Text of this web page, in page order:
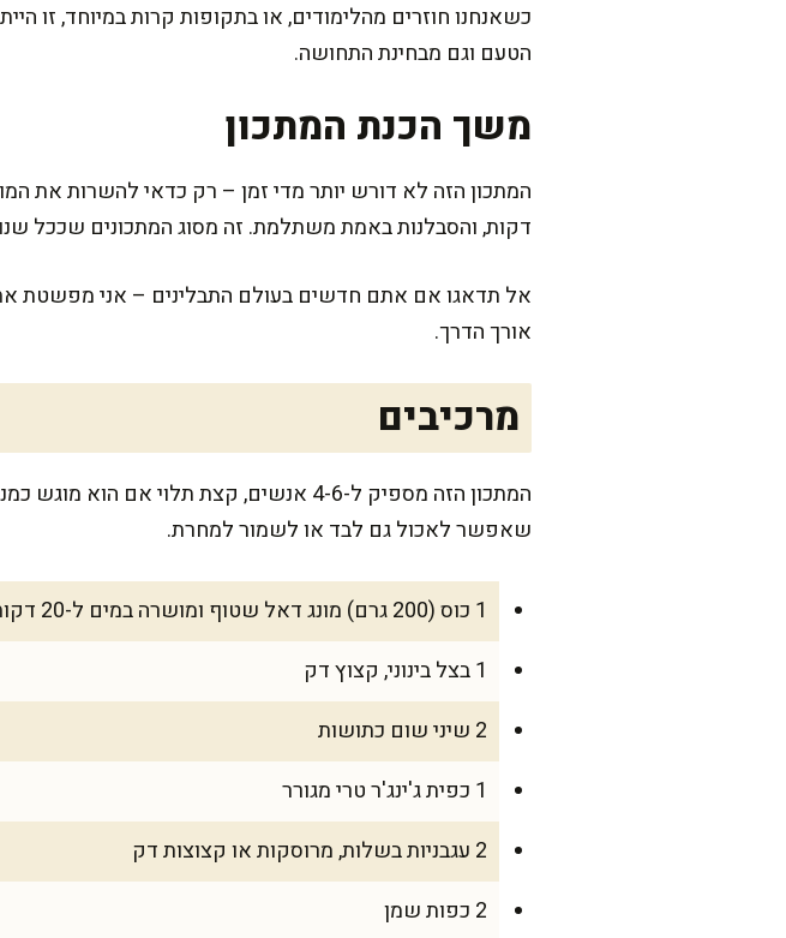
כשאנחנו חוזרים מהלימודים, או בתקופות קרות במיוחד, זו
הטעם וגם מבחינת התחושה.
משך הכנת המתכון
דקות, והסבלנות באמת משתלמת. זה מסוג המתכונים שככל
אל תדאגו אם אתם חדשים בעולם התבלינים – אני מפשטת
אורך הדרך.
מרכיבים
המתכון הזה מספיק ל-4-6 אנשים, קצת תלוי
שאפשר לאכול גם לבד או לשמור למחרת.
1 כוס (200 גרם) מונג דאל שטוף ומושרה במים ל-20 דקות
1 בצל בינוני, קצוץ דק
2 שיני שום כתושות
1 כפית ג'ינג'ר טרי מגורר
2 עגבניות בשלות, מרוסקות או קצוצות דק
2 כפות שמן